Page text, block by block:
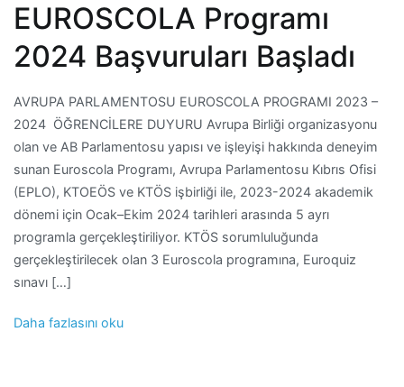
EUROSCOLA Programı
2024 Başvuruları Başladı
AVRUPA PARLAMENTOSU EUROSCOLA PROGRAMI 2023 –
2024 ÖĞRENCİLERE DUYURU Avrupa Birliği organizasyonu
olan ve AB Parlamentosu yapısı ve işleyişi hakkında deneyim
sunan Euroscola Programı, Avrupa Parlamentosu Kıbrıs Ofisi
(EPLO), KTOEÖS ve KTÖS işbirliği ile, 2023-2024 akademik
dönemi için Ocak–Ekim 2024 tarihleri arasında 5 ayrı
programla gerçekleştiriliyor. KTÖS sorumluluğunda
gerçekleştirilecek olan 3 Euroscola programına, Euroquiz
sınavı […]
Daha fazlasını oku